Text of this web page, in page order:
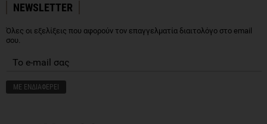
NEWSLETTER
Όλες οι εξελίξεις που αφορούν τον επαγγελματία διαιτολόγο στο email
σου.